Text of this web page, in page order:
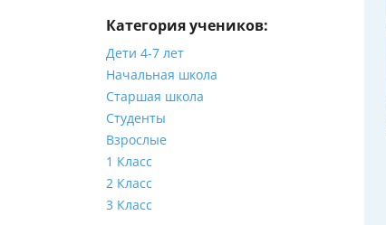
Категория учеников:
Дети 4-7 лет
Начальная школа
Старшая школа
Студенты
Взрослые
1 Класс
2 Класс
3 Класс